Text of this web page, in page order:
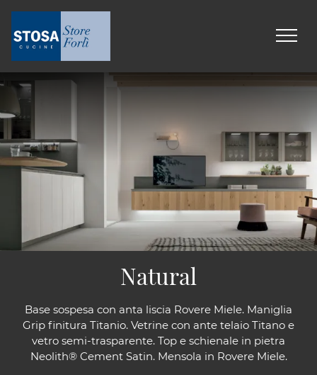
Base sospesa con anta liscia Rovere Miele. Maniglia
Grip finitura Titanio. Vetrine con ante telaio Titano e
vetro semi-trasparente. Top e schienale in pietra
Neolith® Cement Satin. Mensola in Rovere Miele.
Natural